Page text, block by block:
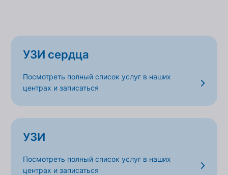
УЗИ сердца
Посмотреть полный список услуг в наших
центрах и записаться
УЗИ
Посмотреть полный список услуг в наших
центрах и записаться